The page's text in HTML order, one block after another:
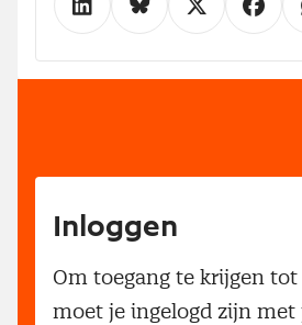
Inloggen
Om toegang te krijgen
moet je ingelogd zijn met